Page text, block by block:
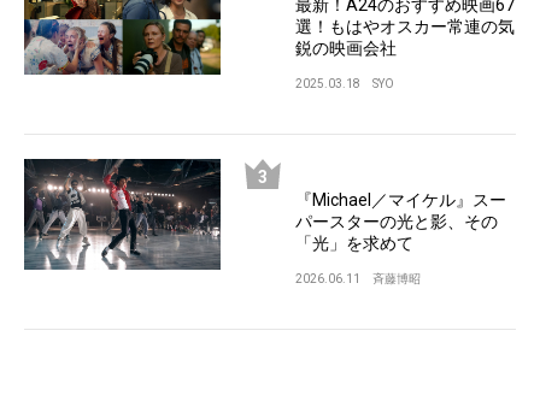
最新！A24のおすすめ映画67
選！もはやオスカー常連の気
鋭の映画会社
2025.03.18 SYO
『Michael／マイケル』スー
パースターの光と影、その
「光」を求めて
2026.06.11 斉藤博昭